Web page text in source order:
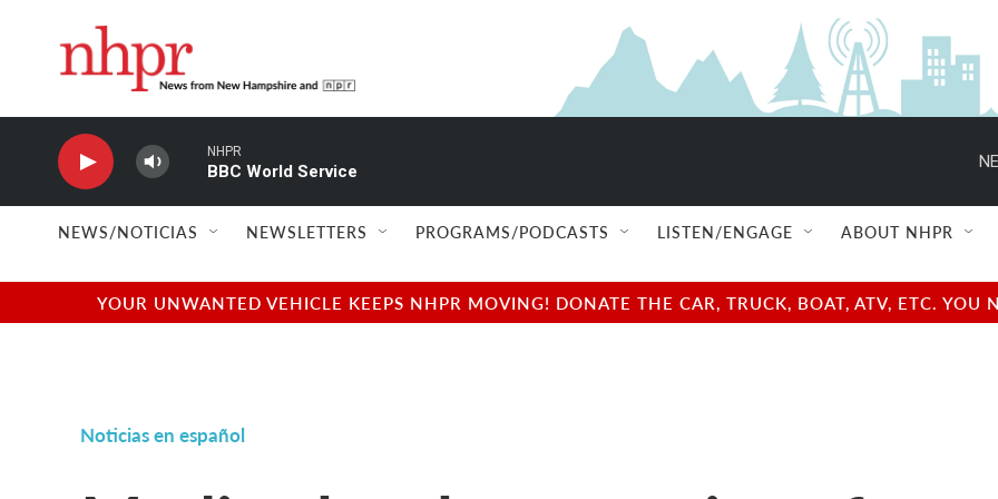
NHPR
BBC World Service
NEWS/NOTICIAS NEWSLETTERS PROGRAMS/PODCASTS LISTEN/ENGAGE ABOUT NHPR
YOUR UNWANTED VEHICLE KEEPS NHPR MOVING! DONATE THE CAR, TRUCK, BOAT, ATV, ETC.
Noticias en español